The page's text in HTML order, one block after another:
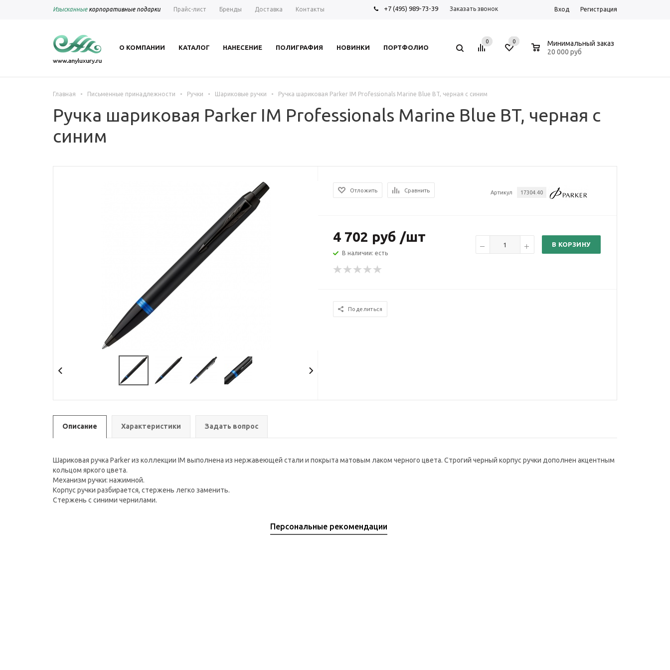
Изысканныекорпоративные подарки Прайс-лист Бренды Доставка Контакты +7 (495) 989-73-39 Заказать звонок Вход Регистрация
О КОМПАНИИ КАТАЛОГ НАНЕСЕНИЕ ПОЛИГРАФИЯ НОВИНКИ ПОРТФОЛИО
0 0
Минимальный заказ
20 000 руб
Главная - Письменные принадлежности - Ручки - Шариковые ручки - Ручка шариковая Parker IM Professionals Marine Blue BT, черная с синим
Ручка шариковая Parker IM Professionals Marine Blue BT, черная с
синим
Артикул 17304.40
Отложить Сравнить
4 702 руб /шт
В наличии: есть
В КОРЗИНУ
Поделиться
Описание Характеристики Задать вопрос
Шариковая ручка Parker из коллекции IM выполнена из нержавеющей стали и покрыта матовым лаком черного цвета. Строгий черный корпус ручки дополнен акцентным
кольцом яркого цвета.
Механизм ручки: нажимной.
Корпус ручки разбирается, стержень легко заменить.
Стержень с синими чернилами.
Персональные рекомендации